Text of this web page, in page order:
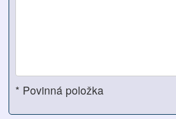
* Povinná položka